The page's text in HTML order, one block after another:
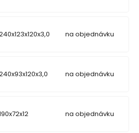
na objednávku
na objednávku
na objednávku